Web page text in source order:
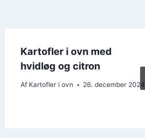
Kartofler i ovn med
hvidløg og citron
Af Kartofler i ovn 26. december 2024